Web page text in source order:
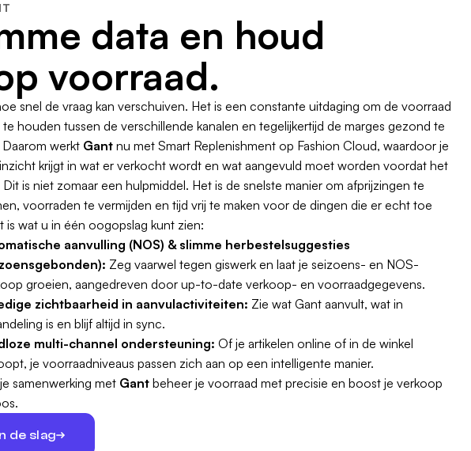
data en houd
voorraad.
snel de vraag kan verschuiven. Het is een constante uitdaging om de voorraad
te houden tussen de verschillende kanalen en tegelijkertijd de marges gezond te
werkt Gant nu met Smart Replenishment op Fashion Cloud, waardoor je
krijgt in wat er verkocht wordt en wat aangevuld moet worden voordat het
Dit is niet zomaar een hulpmiddel. Het is de snelste manier om afprijzingen te
voorraden te vermijden en tijd vrij te maken voor de dingen die er echt toe
is wat u in één oogopslag kunt zien:
aanvulling (NOS) & slimme herbestelsuggesties
Zeg vaarwel tegen giswerk en laat je seizoens- en NOS-
groeien, aangedreven door up-to-date verkoop- en voorraadgegevens.
zichtbaarheid in aanvulactiviteiten: Zie wat Gant aanvult, wat in
is en blijf altijd in sync.
multi-channel ondersteuning: Of je artikelen online of in de winkel
je voorraadniveaus passen zich aan op een intelligente manier.
samenwerking met Gant beheer je voorraad met precisie en boost je verkoop
de slag